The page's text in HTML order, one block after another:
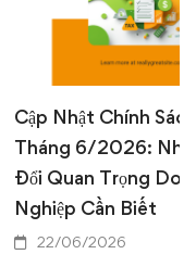
Cập Nhật Chính
Tháng 6/2026:
Đổi Quan Trọng
Nghiệp Cần Biết
22/06/2026